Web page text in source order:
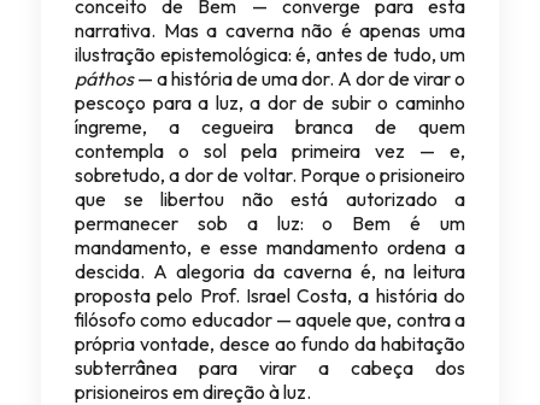
conceito de Bem — converge para esta
narrativa. Mas a caverna não é apenas uma
ilustração epistemológica: é, antes de tudo, um
páthos— a história de uma dor. A dor de virar o
pescoço para a luz, a dor de subir o caminho
íngreme, a cegueira branca de quem
contempla o sol pela primeira vez — e,
sobretudo, a dor de voltar. Porque o prisioneiro
que se libertou não está autorizado a
permanecer sob a luz: o Bem é um
mandamento, e esse mandamento ordena a
descida. A alegoria da caverna é, na leitura
proposta pelo Prof. Israel Costa, a história do
filósofo como educador — aquele que, contra a
própria vontade, desce ao fundo da habitação
subterrânea para virar a cabeça dos
prisioneiros em direção à luz.